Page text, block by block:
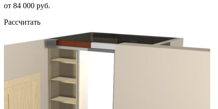
от 84 000 руб.
Рассчитать